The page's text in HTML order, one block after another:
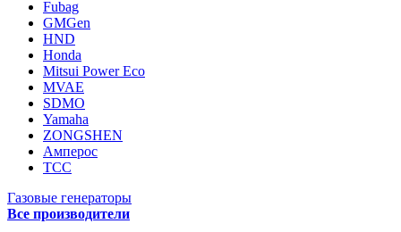
Fubag
GMGen
HND
Honda
Mitsui Power Eco
MVAE
SDMO
Yamaha
ZONGSHEN
Амперос
ТСС
Газовые генераторы
Все производители